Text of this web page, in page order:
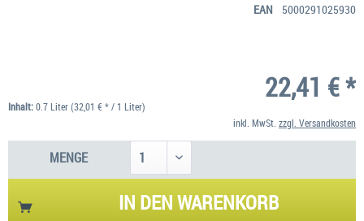
EAN
5000291025930
22,41 € *
Inhalt:0.7 Liter (32,01 € * / 1 Liter)
inkl. MwSt. zzgl. Versandkosten
MENGE
IN DENWARENKORB